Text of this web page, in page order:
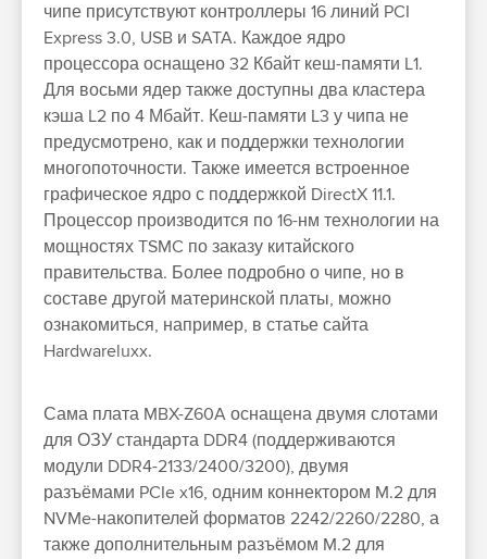
чипе присутствуют контроллеры 16 линий PCI
Express 3.0, USB и SATA. Каждое ядро
процессора оснащено 32 Кбайт кеш-памяти L1.
Для восьми ядер также доступны два кластера
кэша L2 по 4 Мбайт. Кеш-памяти L3 у чипа не
предусмотрено, как и поддержки технологии
многопоточности. Также имеется встроенное
графическое ядро с поддержкой DirectX 11.1.
Процессор производится по 16-нм технологии на
мощностях TSMC по заказу китайского
правительства. Более подробно о чипе, но в
составе другой материнской платы, можно
ознакомиться, например, в статье сайта
Hardwareluxx.
Сама плата MBX-Z60A оснащена двумя слотами
для ОЗУ стандарта DDR4 (поддерживаются
модули DDR4-2133/2400/3200), двумя
разъёмами PCIe x16, одним коннектором M.2 для
NVMe-накопителей форматов 2242/2260/2280, а
также дополнительным разъёмом M.2 для